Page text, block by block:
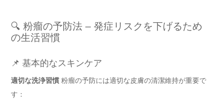
🔍 粉瘤の予防法 – 発症リスクを下げるため
の生活習慣
📌 基本的なスキンケア
適切な洗浄習慣 粉瘤の予防には適切な皮膚の清潔維持が重要で
す：